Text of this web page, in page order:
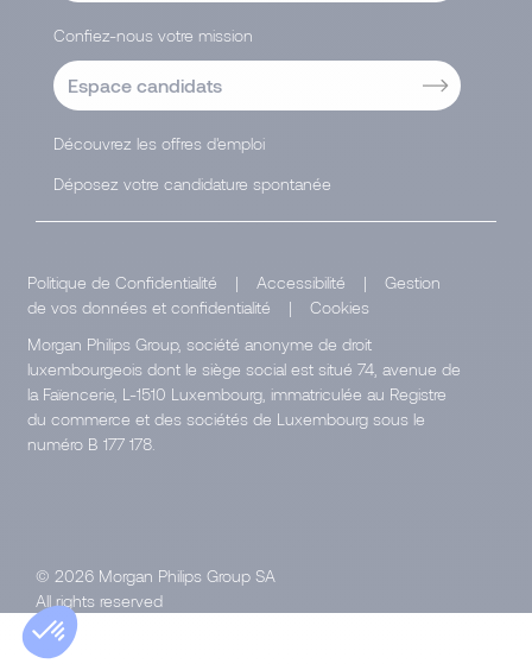
Confiez-nous votre mission
Espace candidats
Découvrez les offres d'emploi
Déposez votre candidature spontanée
Politique de Confidentialité | Accessibilité |
Gestion
de vos données et confidentialité
|
Cookies
Morgan Philips Group, société anonyme de droit
luxembourgeois dont le siège social est situé 74, avenue de
la Faïencerie, L-1510 Luxembourg, immatriculée au Registre
du commerce et des sociétés de Luxembourg sous le
numéro B 177 178.
© 2026 Morgan Philips Group SA
All rights reserved